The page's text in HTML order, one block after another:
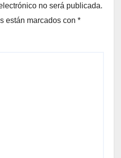
no será publicada.
están marcados con *